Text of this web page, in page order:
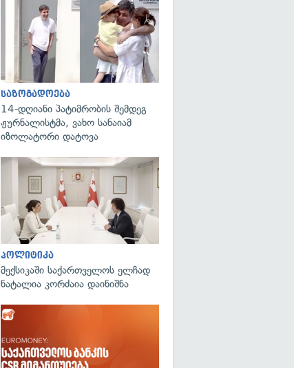
საზოგადოება
14-დღიანი პატიმრობის შემდეგ
ჟურნალისტმა, ვახო სანაიამ
იზოლატორი დატოვა
პოლიტიკა
მექსიკაში საქართველოს ელჩად
ნატალია კორძაია დაინიშნა